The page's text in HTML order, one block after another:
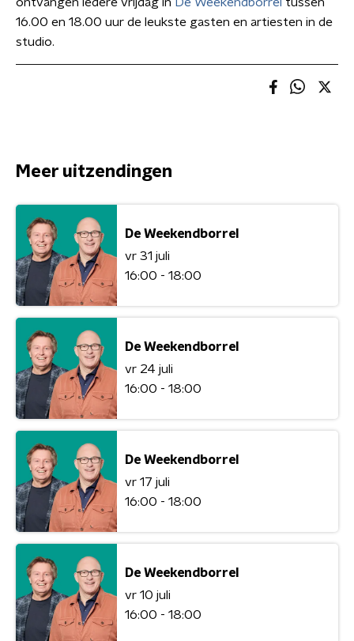
16.00 en 18.00 uur de leukste gasten en artiesten in de
studio.
Meer uitzendingen
De Weekendborrel
vr 31 juli
16:00 - 18:00
De Weekendborrel
vr 24 juli
16:00 - 18:00
De Weekendborrel
vr 17 juli
16:00 - 18:00
De Weekendborrel
vr 10 juli
16:00 - 18:00